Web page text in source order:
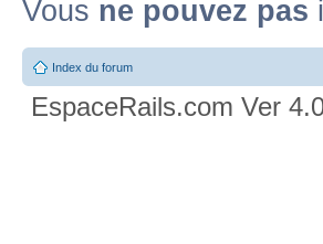
Vous ne pouvez pas
Index du forum
EspaceRails.com Ver